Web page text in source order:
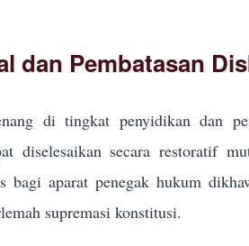
dan Pembatasan
di tingkat penyidikan dan
diselesaikan secara restoratif
aparat penegak hukum
supremasi konstitusi.